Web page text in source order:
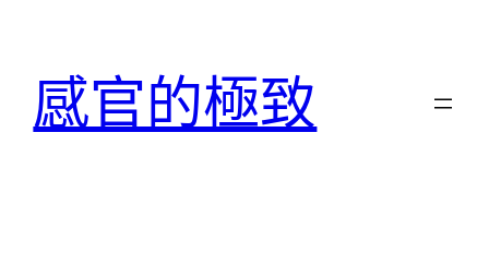
感官的極致